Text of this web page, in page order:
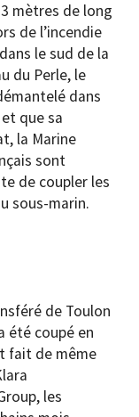
mètres de long
de l’incendie
le sud de la
du Perle, le
dans
que sa
la Marine
sont
de coupler les
sous-marin.
de Toulon
été coupé en
fait de même
les